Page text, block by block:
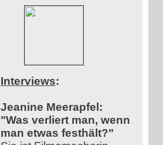
Interviews:
Jeanine Meerapfel:
"Was verliert man, wenn
man etwas festhält?"